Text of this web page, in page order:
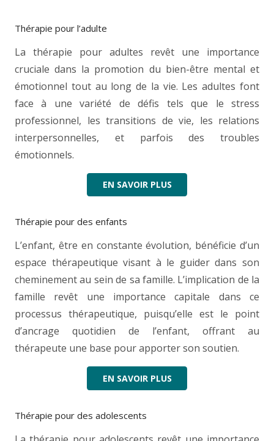
Thérapie pour l’adulte
La thérapie pour adultes revêt une importance
cruciale dans la promotion du bien-être mental et
émotionnel tout au long de la vie. Les adultes font
face à une variété de défis tels que le stress
professionnel, les transitions de vie, les relations
interpersonnelles, et parfois des troubles
émotionnels.
EN SAVOIR PLUS
Thérapie pour des enfants
L’enfant, être en constante évolution, bénéficie d’un
espace thérapeutique visant à le guider dans son
cheminement au sein de sa famille. L’implication de la
famille revêt une importance capitale dans ce
processus thérapeutique, puisqu’elle est le point
d’ancrage quotidien de l’enfant, offrant au
thérapeute une base pour apporter son soutien.
EN SAVOIR PLUS
Thérapie pour des adolescents